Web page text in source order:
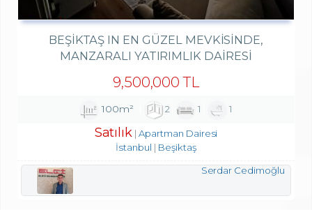
BEŞIKTAŞ IN EN GÜZEL MEVKISINDE,
MANZARALI YATIRIMLIK DAIRESI
9,500,000 TL
100m² 2 1 1
Satılık
Apartman Dairesi
İstanbul
Beşiktaş
Serdar Cedimoğlu